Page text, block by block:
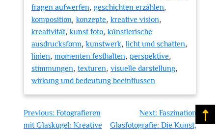
fragen aufwerfen, geschichten erzählen,
komposition,konzepte,kreative vision,
kreativität,kunst foto,künstlerische
ausdrucksform,kunstwerk,licht und schatten,
linien, momenten festhalten, perspektive,
stimmungen, texturen, visuelle darstellung,
wirkung und bedeutung beeinflussen
Beitragsnavigation
Previous: Fotografieren
mit Glaskugel: Kreative
Next: Faszination
Glasfotografie: Die Kunst,